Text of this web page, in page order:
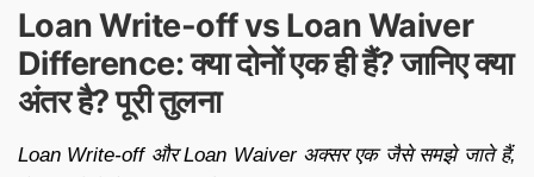
Loan Write-off vs Loan Waiver
Difference: क्या दोनों एक ही हैं? जानिए क्या
अंतर है? पूरी तुलना
Loan Write-off और Loan Waiver अक्सर एक जैसे समझे जाते हैं,